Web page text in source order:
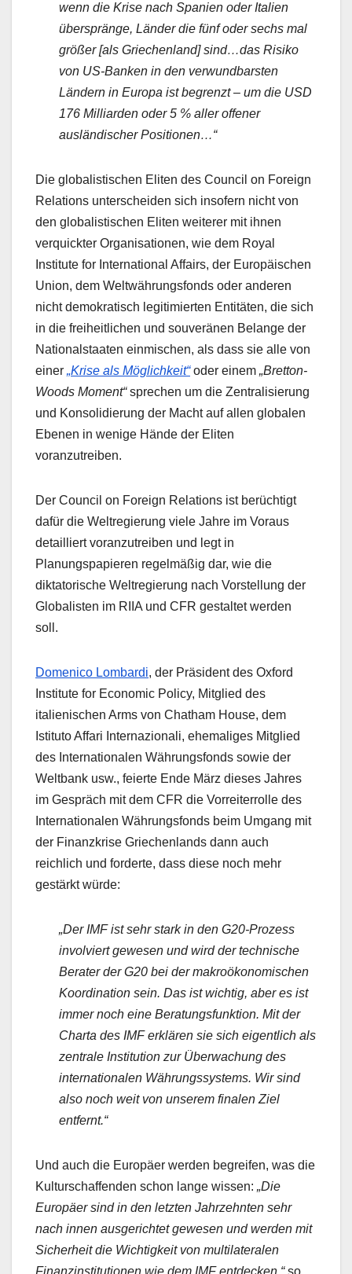
wenn die Krise nach Spanien oder Italien
überspränge, Länder die fünf oder sechs mal
größer [als Griechenland] sind…das Risiko
von US-Banken in den verwundbarsten
Ländern in Europa ist begrenzt – um die USD
176 Milliarden oder 5 % aller offener
ausländischer Positionen…“
Die globalistischen Eliten des Council on Foreign
Relations unterscheiden sich insofern nicht von
den globalistischen Eliten weiterer mit ihnen
verquickter Organisationen, wie dem Royal
Institute for International Affairs, der Europäischen
Union, dem Weltwährungsfonds oder anderen
nicht demokratisch legitimierten Entitäten, die sich
in die freiheitlichen und souveränen Belange der
Nationalstaaten einmischen, als dass sie alle von
einer „Krise als Möglichkeit“oder einem „Bretton-
Woods Moment“sprechen um die Zentralisierung
und Konsolidierung der Macht auf allen globalen
Ebenen in wenige Hände der Eliten
voranzutreiben.
Der Council on Foreign Relations ist berüchtigt
dafür die Weltregierung viele Jahre im Voraus
detailliert voranzutreiben und legt in
Planungspapieren regelmäßig dar, wie die
diktatorische Weltregierung nach Vorstellung der
Globalisten im RIIA und CFR gestaltet werden
soll.
Domenico Lombardi, der Präsident des Oxford
Institute for Economic Policy, Mitglied des
italienischen Arms von Chatham House, dem
Istituto Affari Internazionali, ehemaliges Mitglied
des Internationalen Währungsfonds sowie der
Weltbank usw., feierte Ende März dieses Jahres
im Gespräch mit dem CFR die Vorreiterrolle des
Internationalen Währungsfonds beim Umgang mit
der Finanzkrise Griechenlands dann auch
reichlich und forderte, dass diese noch mehr
gestärkt würde:
„Der IMF ist sehr stark in den G20-Prozess
involviert gewesen und wird der technische
Berater der G20 bei der makroökonomischen
Koordination sein. Das ist wichtig, aber es ist
immer noch eine Beratungsfunktion. Mit der
Charta des IMF erklären sie sich eigentlich als
zentrale Institution zur Überwachung des
internationalen Währungssystems. Wir sind
also noch weit von unserem finalen Ziel
entfernt.“
Und auch die Europäer werden begreifen, was die
Kulturschaffenden schon lange wissen: „Die
Europäer sind in den letzten Jahrzehnten sehr
nach innen ausgerichtet gewesen und werden mit
Sicherheit die Wichtigkeit von multilateralen